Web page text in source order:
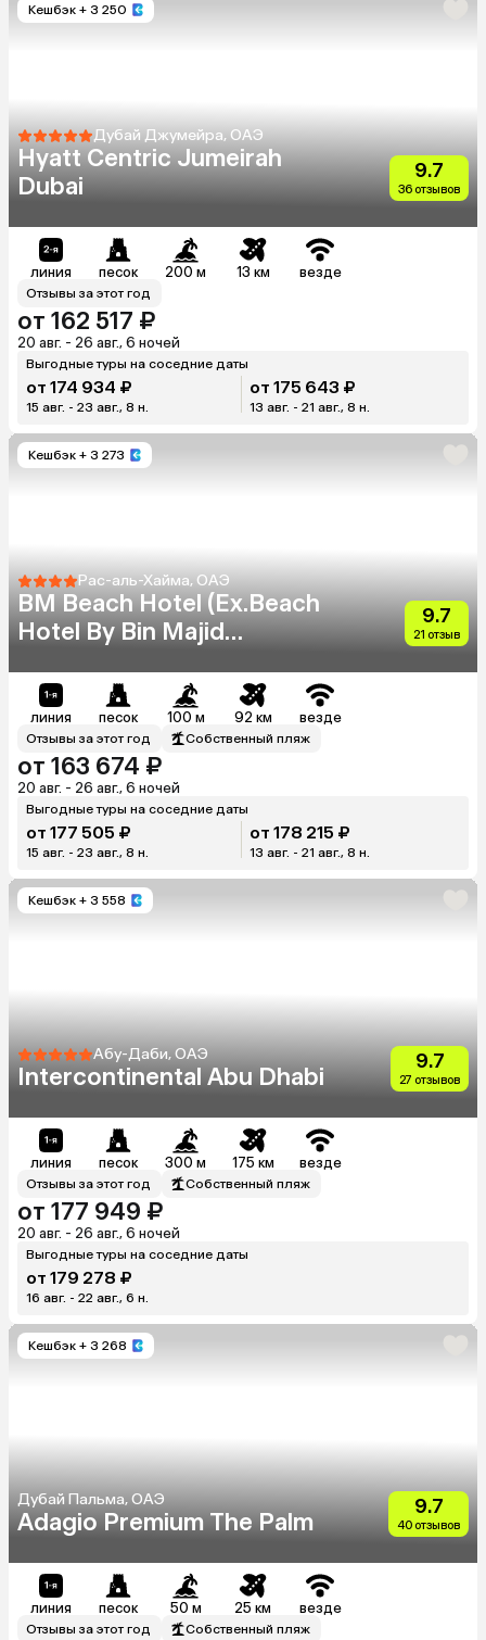
Кешбэк + 3 250
Дубай Джумейра, ОАЭ
Hyatt Centric Jumeirah
Dubai
9.7
36 отзывов
линия песок 200 м 13 км везде
Отзывы за этот год
от 162 517 ₽
20 авг. - 26 авг., 6 ночей
Выгодные туры на соседние даты
от 174 934 ₽
15 авг. - 23 авг., 8 н.
от 175 643 ₽
13 авг. - 21 авг., 8 н.
Кешбэк + 3 273
Рас-аль-Хайма, ОАЭ
BM Beach Hotel (Ex.Beach
Hotel By Bin Majid
9.7
21 отзыв
линия песок 100 м 92 км везде
Отзывы за этот год Собственный пляж
от 163 674 ₽
20 авг. - 26 авг., 6 ночей
Выгодные туры на соседние даты
от 177 505 ₽
15 авг. - 23 авг., 8 н.
от 178 215 ₽
13 авг. - 21 авг., 8 н.
Кешбэк + 3 558
Абу-Даби, ОАЭ
Intercontinental Abu Dhabi
9.7
27 отзывов
линия песок 300 м 175 км везде
Отзывы за этот год Собственный пляж
от 177 949 ₽
20 авг. - 26 авг., 6 ночей
Выгодные туры на соседние даты
от 179 278 ₽
16 авг. - 22 авг., 6 н.
Кешбэк + 3 268
Дубай Пальма, ОАЭ
Adagio Premium The Palm
9.7
40 отзывов
линия песок 50 м 25 км везде
Отзывы за этот год Собственный пляж